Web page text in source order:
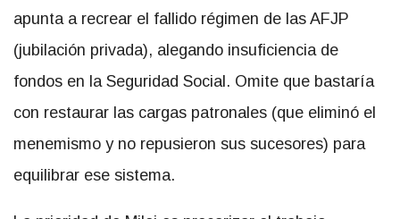
apunta a recrear el fallido régimen de las AFJP
(jubilación privada), alegando insuficiencia de
fondos en la Seguridad Social. Omite que bastaría
con restaurar las cargas patronales (que eliminó el
menemismo y no repusieron sus sucesores) para
equilibrar ese sistema.